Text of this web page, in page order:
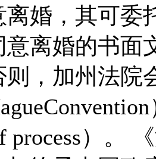
离婚，其可委
离婚的书面
则，加州法院
process）。